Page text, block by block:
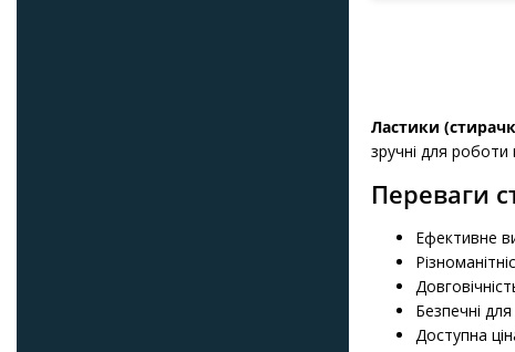
Ластики
зручні для роботи
Переваги
Ефективне
Безпечні
Доступна